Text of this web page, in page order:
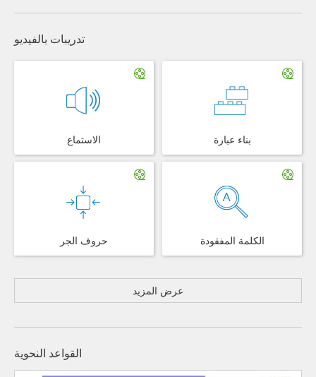
تدريبات بالفيديو
الاستماع بناء عبارة
حروف الجر الكلمة المفقودة
عرض المزيد
القواعد النحوية